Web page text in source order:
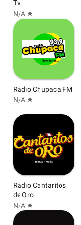
Tv
N/A star
Radio Chupaca FM
N/A star
Radio Cantaritos
de Oro
N/A star